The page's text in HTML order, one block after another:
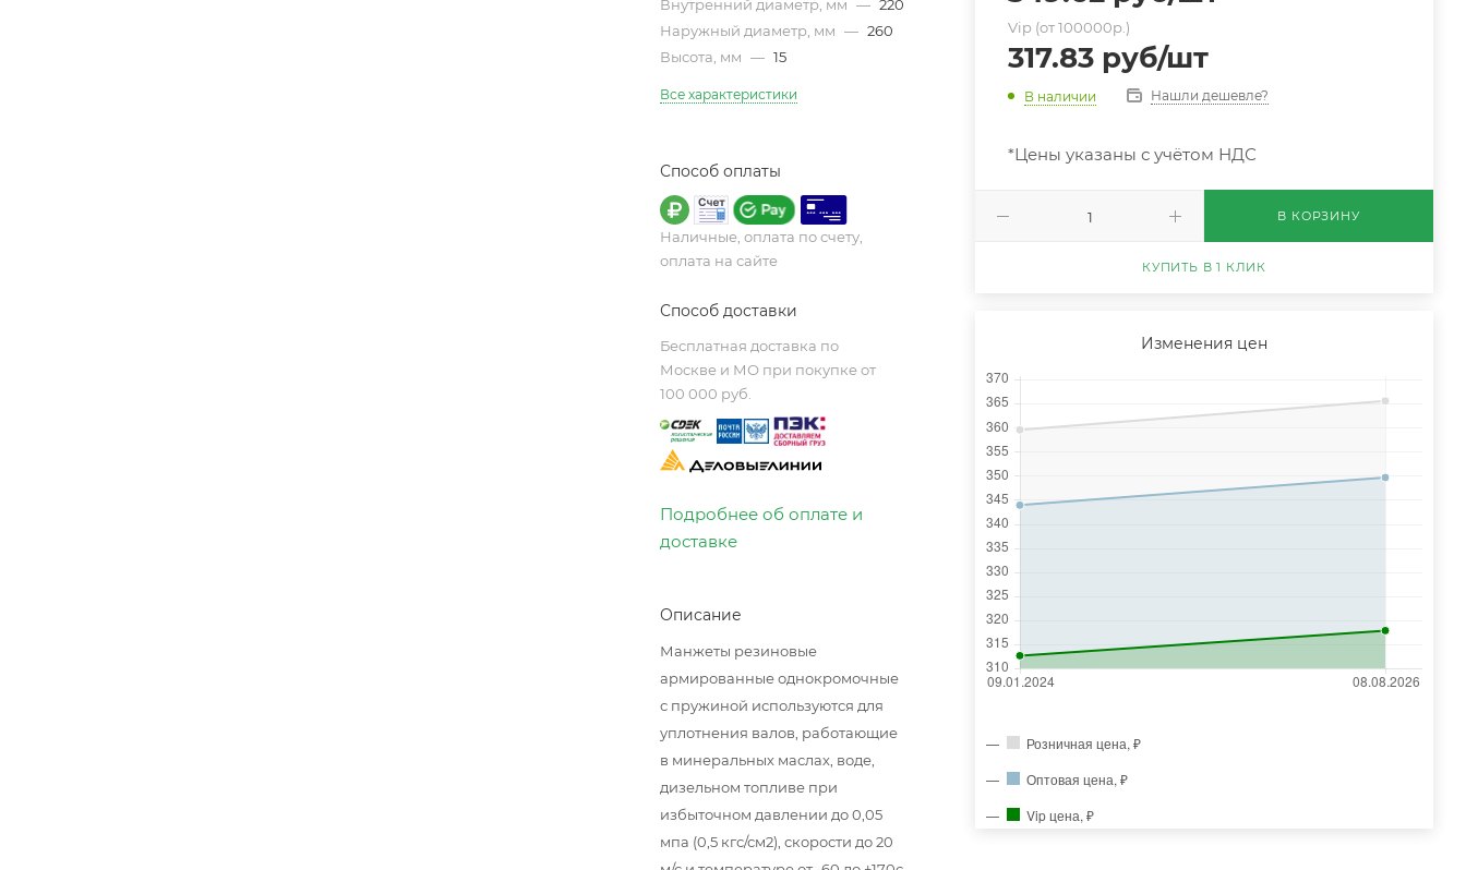
Внутренний диаметр, мм — 220
Наружный диаметр, мм — 260
Высота, мм — 15
Все характеристики
Способ оплаты
Наличные, оплата по счету,
оплата на сайте
Способ доставки
Бесплатная доставка по
Москве и МО при покупке от
100 000 руб.
Подробнее об оплате и
доставке
Описание
Манжеты резиновые
армированные однокромочные
с пружиной используются для
уплотнения валов, работающие
в минеральных маслах, воде,
дизельном топливе при
избыточном давлении до 0,05
мпа (0,5 кгс/см2), скорости до 20
Vip (от 100000р.)
317.83 руб/шт
В наличии Нашли дешевле?
*Цены указаны с учётом НДС
В КОРЗИНУ
КУПИТЬ В 1 КЛИК
Изменения цен
Розничная цена, ₽
Оптовая цена, ₽
Vip цена, ₽